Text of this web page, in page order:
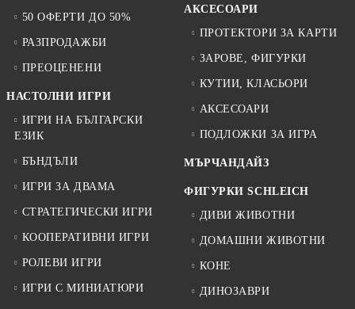
50 ОФЕРТИ ДО 50%
РАЗПРОДАЖБИ
ПРЕОЦЕНЕНИ
НАСТОЛНИ ИГРИ
ИГРИ НА БЪЛГАРСКИ
ЕЗИК
БЪНДЪЛИ
ИГРИ ЗА ДВАМА
СТРАТЕГИЧЕСКИ ИГРИ
КООПЕРАТИВНИ ИГРИ
РОЛЕВИ ИГРИ
ИГРИ С МИНИАТЮРИ
АКСЕСОАРИ
ПРОТЕКТОРИ ЗА КАРТИ
ЗАРОВЕ, ФИГУРКИ
КУТИИ, КЛАСЬОРИ
АКСЕСОАРИ
ПОДЛОЖКИ ЗА ИГРА
МЪРЧАНДАЙЗ
ФИГУРКИ SCHLEICH
ДИВИ ЖИВОТНИ
ДОМАШНИ ЖИВОТНИ
КОНЕ
ДИНОЗАВРИ